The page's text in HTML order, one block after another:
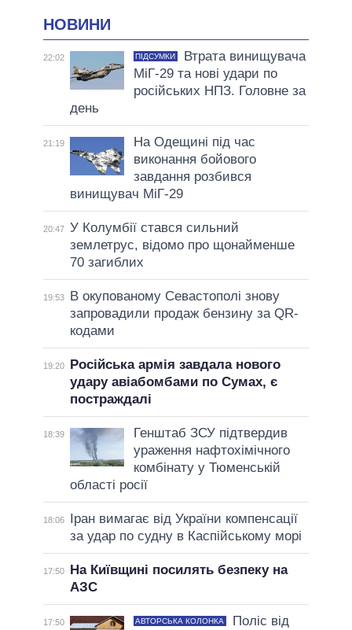
НОВИНИ
22:02 ПІДСУМКИ
Втрата винищувача
МіГ-29 та нові удари по
російських НПЗ. Головне за
день
21:19
На Одещині під час
виконання бойового
завдання розбився
винищувач МіГ-29
20:47 У Колумбії стався сильний
землетрус, відомо про щонайменше
70 загиблих
19:53
В окупованому Севастополі знову
запровадили продаж бензину за QR-
кодами
19:20
Російська армія завдала нового
удару авіабомбами по Сумах, є
постраждалі
18:39
Генштаб ЗСУ підтвердив
ураження нафтохімічного
комбінату у Тюменській
області росії
18:06
Іран вимагає від України компенсації
за удар по судну в Каспійському морі
17:50
На Київщині посилять безпеку на
АЗС
17:50 АВТОРСЬКА КОЛОНКА
Поліс від